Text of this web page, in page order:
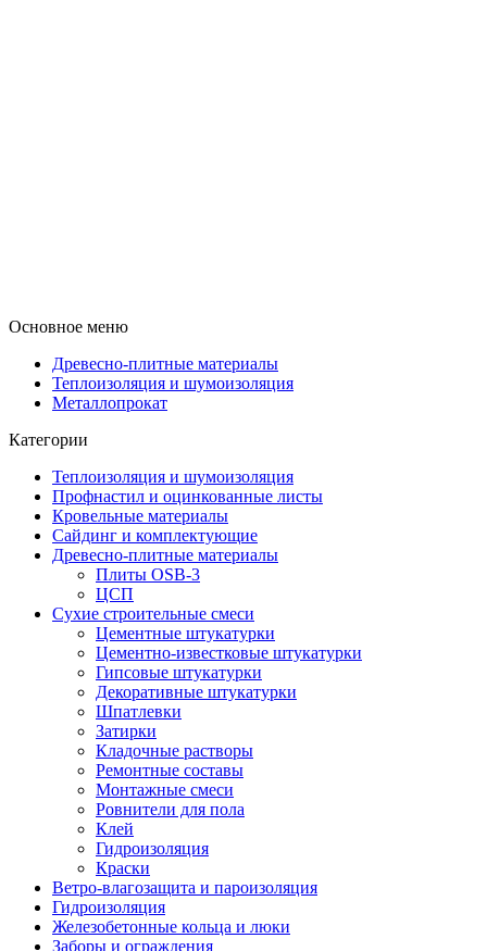
Основное меню
Древесно-плитные материалы
Теплоизоляция и шумоизоляция
Металлопрокат
Категории
Теплоизоляция и шумоизоляция
Профнастил и оцинкованные листы
Кровельные материалы
Сайдинг и комплектующие
Древесно-плитные материалы
Плиты OSB-3
ЦСП
Сухие строительные смеси
Цементные штукатурки
Цементно-известковые штукатурки
Гипсовые штукатурки
Декоративные штукатурки
Шпатлевки
Затирки
Кладочные растворы
Ремонтные составы
Монтажные смеси
Ровнители для пола
Клей
Гидроизоляция
Краски
Ветро-влагозащита и пароизоляция
Гидроизоляция
Железобетонные кольца и люки
Заборы и ограждения